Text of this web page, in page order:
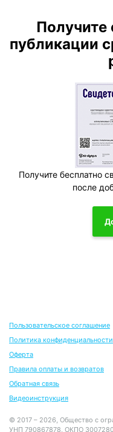
Получите
публикации
Получите бесплатно
после
Пользовательское соглашение
Политика конфиденциальности
Оферта
Правила оплаты и возвратов
Обратная связь
Видеоинструкция
© 2017 – 2026, Общество с
УНП 790867878, ОКПО